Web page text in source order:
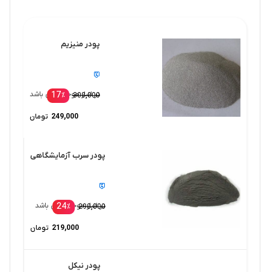
پودر منیزیم
در انبار موجود نمی باشد
٪17 300,000
249,000 تومان
پودر سرب آزمایشگاهی
در انبار موجود نمی باشد
٪24 290,000
219,000 تومان
پودر نیکل